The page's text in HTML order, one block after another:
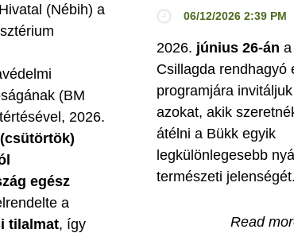
(Nébih) a
(BM
2026.
egész
a
tilalmat, így
06/12/2026 2:39 PM
2026. június 26-án
Csillagda rendhagyó
programjára invitáljuk
azokat, akik
átélni a Bükk egyik
legkülönlegesebb
természeti jelenségét.
Read